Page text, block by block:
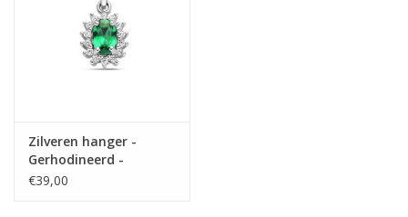
Zilveren hanger -
Gerhodineerd -
Synthetisch Smaragd -
€39,00